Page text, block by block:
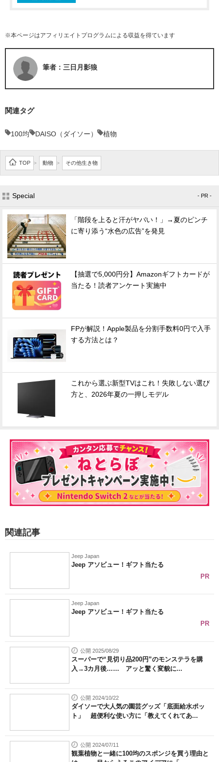
※本ページはアフィリエイトプログラムによる収益を得ています
筆者：三日月影狼
関連タグ
100均 DAISO（ダイソー） 植物
TOP > 動物 > その他生き物
Special - PR -
「階段を上ると汗がヤバい！」→夏のピンチ
に寄り添う“水色の広告”を発見
【抽選で5,000円分】Amazonギフトカードが
当たる！読者アンケート実施中
FPが解説！Apple製品を分割手数料0円で入手
する方法とは？
これから選ぶ新型TVはこれ！失敗しない選び
方と、2026年夏の一押しモデル
関連記事
Jeep Japan
Jeep アソビュー！ギフト当たる
PR
Jeep Japan
Jeep アソビュー！ギフト当たる
PR
公開 2025/08/29
スーパーで“見切り品200円”のモンステラを購
入→3カ月後…… アッと驚く変貌に...
公開 2024/10/22
ダイソーで大人気の園芸グッズ「底面給水ポッ
ト」 超便利な使い方に「教えてくれてあ...
公開 2024/07/11
観葉植物と一緒に100均のスポンジを買う理由と